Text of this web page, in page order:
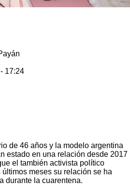
17:24
de 46 años y la modelo argentina
estado en una relación desde 2017
el también activista político
meses su relación se ha
durante la cuarentena.